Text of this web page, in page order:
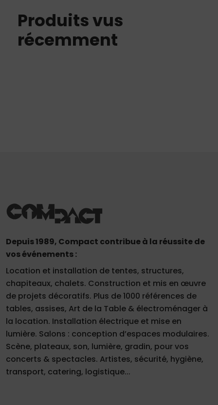
Produits vus
récemment
Depuis 1989, Compact contribue à la réussite de
vos événements :
Location et installation de tentes, structures,
chapiteaux, chalets. Construction et mis en œuvre
de projets décoratifs. Plus de 1000 références de
tables, assises, Art de la Table & électroménager à
la location. Installation électrique et mise en
lumière. Salons : conception d’espaces modulaires.
Scène, plateaux, son, lumière, gradin, pour vos
concerts & spectacles. Artistes, sécurité, hygiène,
transport, catering, logistique...